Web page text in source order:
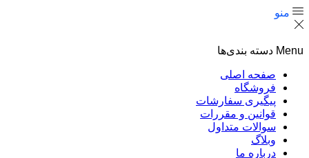
منو
Menu دسته بندی‌ها
صفحه اصلی
فروشگاه
پیگیری سفارشات
قوانین و مقررات
سوالات متداول
وبلاگ
درباره ما